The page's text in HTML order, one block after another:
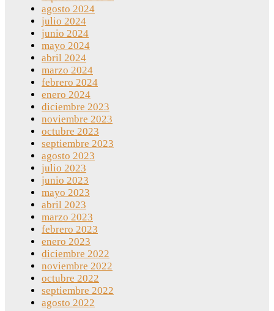
agosto 2024
julio 2024
junio 2024
mayo 2024
abril 2024
marzo 2024
febrero 2024
enero 2024
diciembre 2023
noviembre 2023
octubre 2023
septiembre 2023
agosto 2023
julio 2023
junio 2023
mayo 2023
abril 2023
marzo 2023
febrero 2023
enero 2023
diciembre 2022
noviembre 2022
octubre 2022
septiembre 2022
agosto 2022